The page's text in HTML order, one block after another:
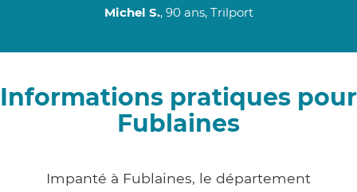
Michel S., 90 ans, Trilport
Informations pratiques pour
Fublaines
Impanté à Fublaines, le département